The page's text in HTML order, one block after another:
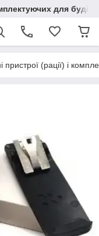
для
пристрої (рації) і